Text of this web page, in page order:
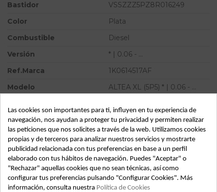
Bastidor
VSSZZZ5PZ8R016249
Color
Plata
Combustible
Diesel
Versión
* | 0.06 - ...
Ref.Marca
1K0614517AF
Modelo
ALTEA XL (5P5) * | 0.06 - ...
Almacén
49349
SubAlmacén
383
SubSubAlmacén
100029789
ID: 811920
Fecha disponible: 2022-04-27
Las cookies son importantes para ti, influyen en tu experiencia de
navegación, nos ayudan a proteger tu privacidad y permiten realizar
las peticiones que nos solicites a través de la web. Utilizamos cookies
propias y de terceros para analizar nuestros servicios y mostrarte
publicidad relacionada con tus preferencias en base a un perfil
elaborado con tus hábitos de navegación. Puedes "Aceptar" o
"Rechazar" aquellas cookies que no sean técnicas, así como
configurar tus preferencias pulsando "Configurar Cookies". Más
información, consulta nuestra Política de Cookies